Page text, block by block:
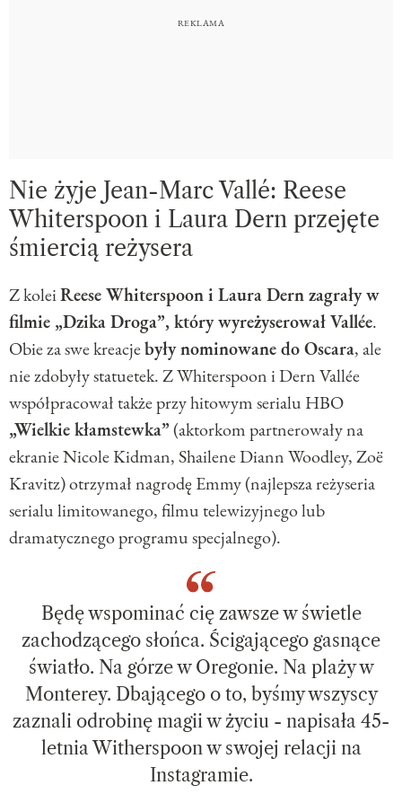
Nie żyje Jean-Marc Vallé: Reese
Whiterspoon i Laura Dern przejęte
śmiercią reżysera
Z koleiReese Whiterspoon i Laura Dern zagrały w
filmie „Dzika Droga”, który wyreżyserował Vallée.
Obie za swe kreacjebyły nominowane do Oscara, ale
nie zdobyły statuetek. Z Whiterspoon i Dern Vallée
współpracował także przy hitowym serialu HBO
„Wielkie kłamstewka”(aktorkom partnerowały na
ekranie Nicole Kidman, Shailene Diann Woodley, Zoë
Kravitz) otrzymał nagrodę Emmy (najlepsza reżyseria
serialu limitowanego, filmu telewizyjnego lub
dramatycznego programu specjalnego).
Będę wspominać cię zawsze w świetle
zachodzącego słońca. Ścigającego gasnące
światło. Na górze w Oregonie. Na plaży w
Monterey. Dbającego o to, byśmy wszyscy
zaznali odrobinę magii w życiu - napisała 45-
letnia Witherspoon w swojej relacji na
Instagramie.